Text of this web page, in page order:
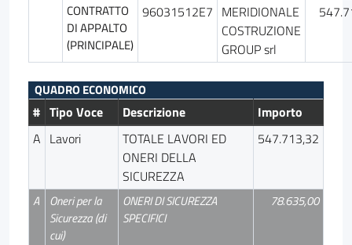
CONTRATTO
DI APPALTO
(PRINCIPALE)
96031512E7 MERIDIONALE
COSTRUZIONE
GROUP srl
QUADRO ECONOMICO
# Tipo Voce Descrizione
Importo
A Lavori
TOTALE LAVORI ED
ONERI DELLA
SICUREZZA
547.713,32
A
Oneri per la
Sicurezza (di
cui)
ONERI DI SICUREZZA
SPECIFICI
78.635,00